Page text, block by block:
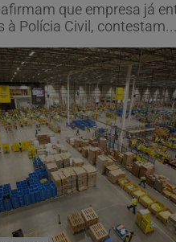
que empresa já
à Polícia Civil, contestam...